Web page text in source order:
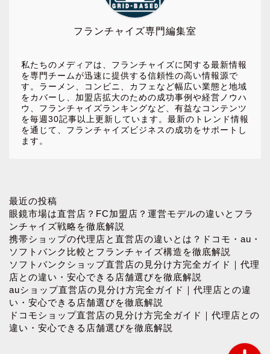
フランチャイズ専門編集室
私たちのメディアは、フランチャイズに関する最新情報
を専門チームが迅速に提供する信頼性の高い情報源で
す。ラーメン、コンビニ、カフェなど幅広い業態と地域
をカバーし、加盟店拡大のための成功事例や経営ノウハ
ウ、フランチャイズランキングなど、有益なコンテンツ
を毎週30記事以上更新しています。最新のトレンド情報
を通じて、フランチャイズビジネスの成功をサポートし
ます。
最近の投稿
眼鏡市場は直営店？FC加盟店？運営モデルの違いとフラ
ンチャイズ戦略を徹底解説
携帯ショップの代理店と直営店の違いとは？ドコモ・au・
ソフトバンク比較とフランチャイズ構造を徹底解説
ソフトバンクショップ直営店の見分け方完全ガイド｜代理
店との違い・安心できる店舗選びを徹底解説
auショップ直営店の見分け方完全ガイド｜代理店との違
い・安心できる店舗選びを徹底解説
ドコモショップ直営店の見分け方完全ガイド｜代理店との
違い・安心できる店舗選びを徹底解説
お問い合わせ
プロフィール
プライバシーポリシー